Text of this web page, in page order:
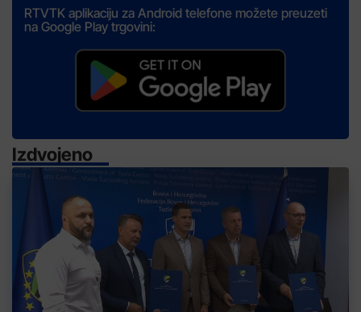
RTVTK aplikaciju za Android telefone možete preuzeti
na Google Play trgovini:
Izdvojeno